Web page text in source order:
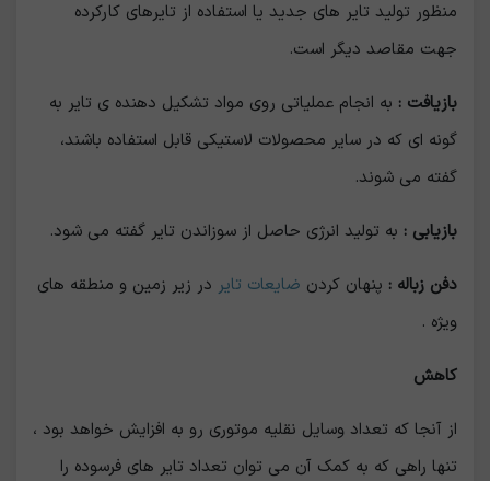
منظور تولید تایر های جدید یا استفاده از تایرهای کارکرده
جهت مقاصد دیگر است.
بازیافت : به انجام عملیاتی روی مواد تشکیل دهنده ی تایر به
گونه ای که در سایر محصولات لاستیکی قابل استفاده باشند،
گفته می شوند.
بازیابی : به تولید انرژی حاصل از سوزاندن تایر گفته می شود.
دفن زباله : پنهان کردن ضایعات تایر در زیر زمین و منطقه های
ویژه .
کاهش
از آنجا که تعداد وسایل نقلیه موتوری رو به افزایش خواهد بود ،
تنها راهی که به کمک آن می توان تعداد تایر های فرسوده را